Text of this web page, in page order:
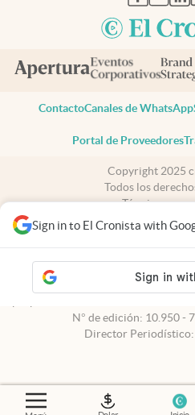
Sign in to El Cronista with
ContactoCanales de WhatsApp
Portal de Proveedores
Copyright 2025
Todos los
Términos y
cronista.com
es propiedad de El
N° de edición: 10.950 -
Director Periodístico: